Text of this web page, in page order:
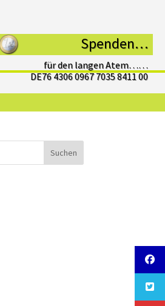
Spenden…
für den langen Atem……
DE76 4306 0967 7035 8411 00
Suchen